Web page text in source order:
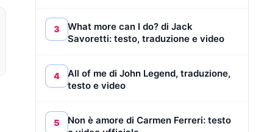
3
What more can I do? di Jack
Savoretti: testo, traduzione e video
4
All of me di John Legend, traduzione,
testo e video
5
Non è amore di Carmen Ferreri: testo